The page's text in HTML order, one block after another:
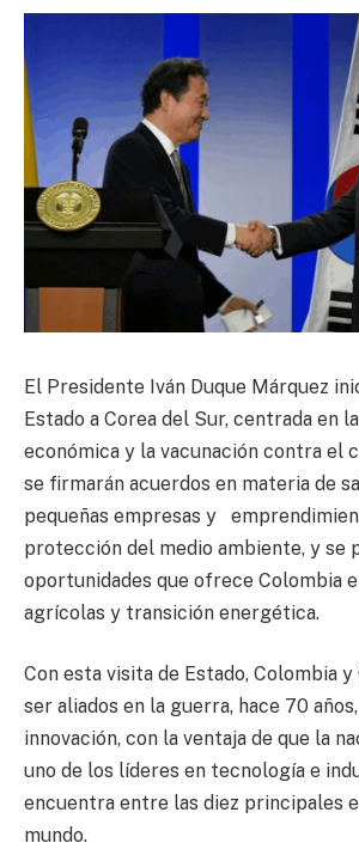
El Presidente Iván Duque Márquez
Estado a Corea del Sur, centrada en
económica y la vacunación contra el
se firmarán acuerdos en materia de
pequeñas empresas y
protección del medio ambiente, y se
oportunidades que ofrece Colombia
agrícolas y transición energética.
Con esta visita de Estado, Colombia y
ser aliados en la guerra, hace 70
innovación, con la ventaja de que la
uno de los líderes en tecnología e
encuentra entre las diez principales
mundo.